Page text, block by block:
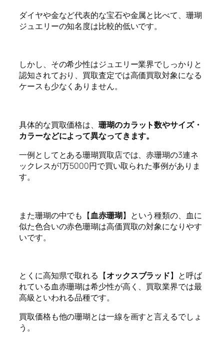
ダイヤや金など代表的な宝石や金属と比べて、珊瑚
ジュエリーの知名度は比較的低いです。
しかし、その希少性はジュエリー業界でしっかりと
認知されており、買取査定では高価買取対象になる
ケースも少なくありません。
具体的な買取価格は、 珊瑚のカラット数やサイズ・
カラーなどによって異なってきます。
一例としてとある珊瑚買取店では、赤珊瑚の3連ネ
ックレスが1万5000円で買い取られた事例がありま
す。
また珊瑚の中でも【血赤珊瑚】という種類の、血に
似た色合いの赤色珊瑚は高価買取の対象になりやす
いです。
とくに高知県で取れる【オックスブラッド】と呼ば
れている血赤珊瑚は希少性が高く、買取業界では最
高級といわれる品種です。
買取価格も他の珊瑚とは一線を画すと言えるでしょ
う。